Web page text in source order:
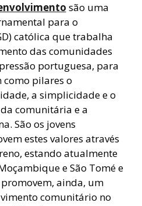
são uma
para o
católica que trabalha
das comunidades
portuguesa, para
como pilares o
a simplicidade e o
comunitária e a
São os jovens
estes valores através
estando atualmente
e São Tomé e
ainda, um
comunitário no